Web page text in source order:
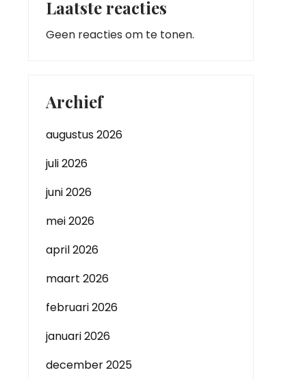
Laatste reacties
Geen reacties om te tonen.
Archief
augustus 2026
juli 2026
juni 2026
mei 2026
april 2026
maart 2026
februari 2026
januari 2026
december 2025